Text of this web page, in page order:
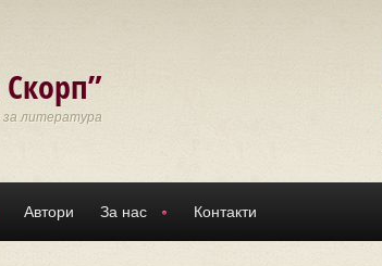
за литература
Автори За нас Контакти